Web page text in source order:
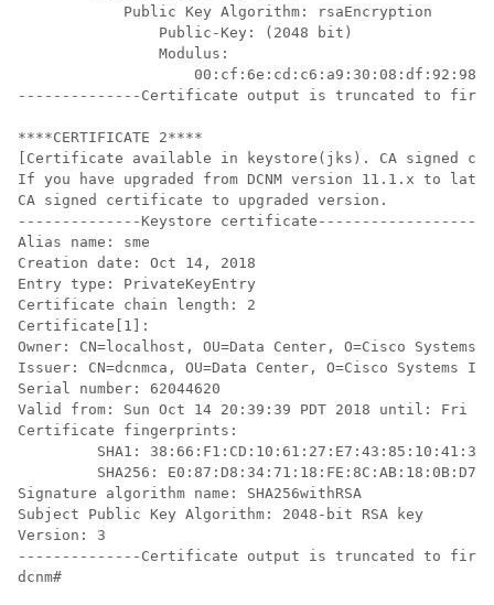
            Public Key Algorithm: rsaEncryption
                Public-Key: (2048 bit)
                Modulus:
--------------Certificate output is truncated to
****CERTIFICATE 2****
[Certificate available in keystore(jks). CA signed
If you have upgraded from DCNM version 11.1.x to
CA signed certificate to upgraded version.
--------------Keystore
Alias name: sme
Creation date: Oct 14, 2018
Entry type: PrivateKeyEntry
Certificate chain length: 2
Certificate[1]:
Owner: CN=localhost, OU=Data Center, O=Cisco Systems
Issuer: CN=dcnmca, OU=Data Center, O=Cisco Systems
Serial number: 62044620
Valid from: Sun Oct 14 20:39:39 PDT 2018 until: Fri
Certificate fingerprints:
Signature algorithm name: SHA256withRSA
Subject Public Key Algorithm: 2048-bit RSA key
Version: 3
--------------Certificate output is truncated to
dcnm#